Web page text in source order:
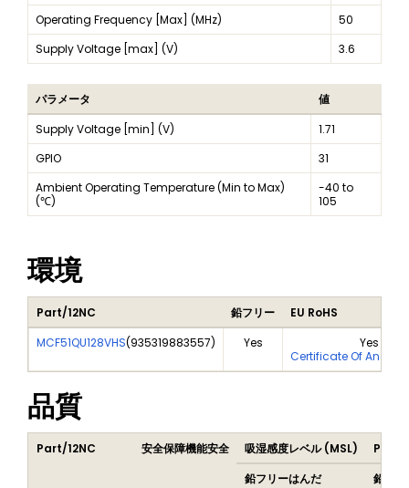
Operating Frequency [Max] (MHz)
50
Supply Voltage [max] (V)
3.6
パラメータ
値
Supply Voltage [min] (V)
1.71
GPIO
31
Ambient Operating Temperature (Min to Max)
(℃)
-40 to
105
環境
Part/12NC 鉛フリー
EU RoHS
MCF51QU128VHS(935319883557) Yes
Yes
Certificate Of
品質
Part/12NC 安全保障機能安全 吸湿感度レベル (MSL)
Peak
鉛フリーはんだ
鉛フ